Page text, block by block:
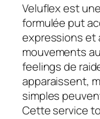
Veluflex est
formulée put
expressions et
mouvements
feelings de
apparaissent,
simples
Cette service